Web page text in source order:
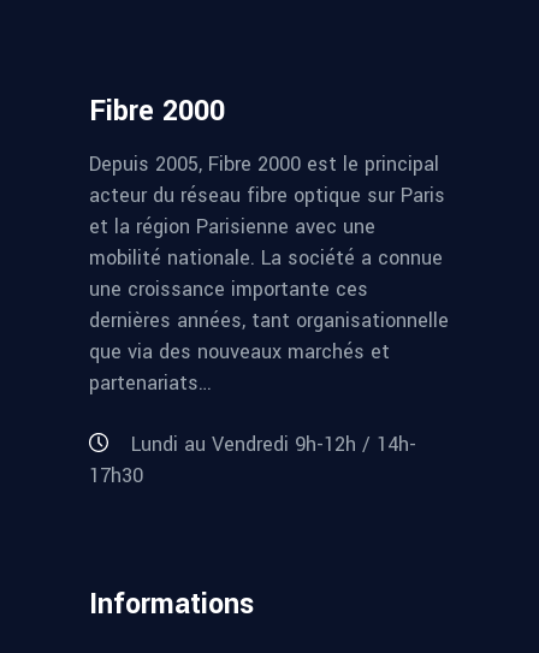
Fibre 2000
Depuis 2005, Fibre 2000 est le principal
acteur du réseau fibre optique sur Paris
et la région Parisienne avec une
mobilité nationale. La société a connue
une croissance importante ces
dernières années, tant organisationnelle
que via des nouveaux marchés et
partenariats…
Lundi au Vendredi 9h-12h / 14h-
17h30
Informations